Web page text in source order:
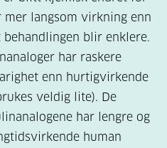
langsom virkning enn
blir enklere.
har raskere
enn hurtigvirkende
veldig lite). De
har lengre og
human